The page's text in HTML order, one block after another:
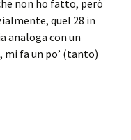
non ho fatto, però
quel 28 in
analoga con un
fa un po’ (tanto)